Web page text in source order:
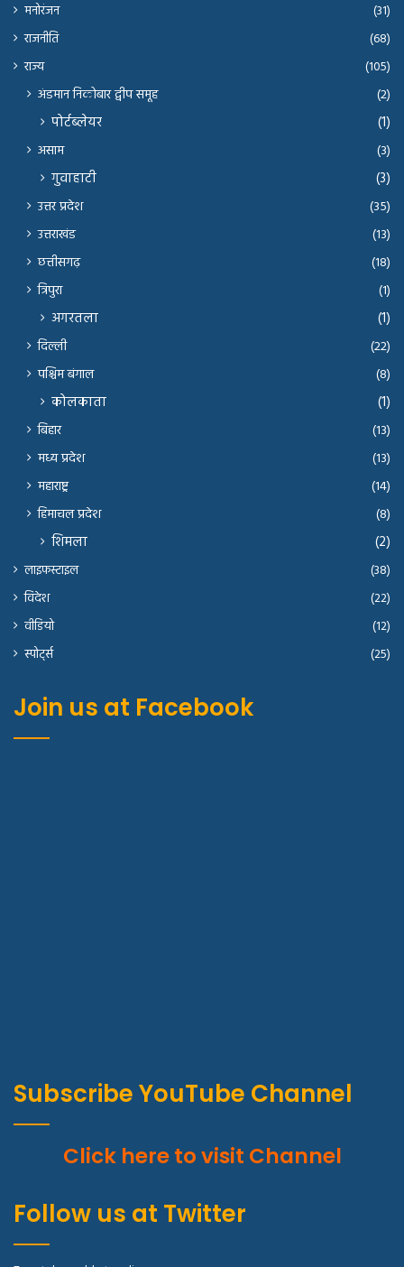
मनोरंजन
(31)
राजनीति
(68)
राज्य
(105)
अंडमान निकोबार द्वीप समूह (2)
पोर्टब्लेयर (1)
असाम (3)
गुवाहाटी (3)
उत्तर प्रदेश
(35)
उत्तराखंड
(13)
छत्तीसगढ़
(18)
त्रिपुरा
(1)
अगरतला (1)
दिल्ली
(22)
पश्चिम बंगाल
(8)
कोलकाता (1)
बिहार
(13)
मध्य प्रदेश
(13)
महाराष्ट्र
(14)
हिमाचल प्रदेश
(8)
शिमला (2)
लाइफस्टाइल
(38)
विदेश
(22)
वीडियो
(12)
स्पोर्ट्स
(25)
Join us at Facebook
Subscribe YouTube Channel
Click here to visit Channel
Follow us at Twitter